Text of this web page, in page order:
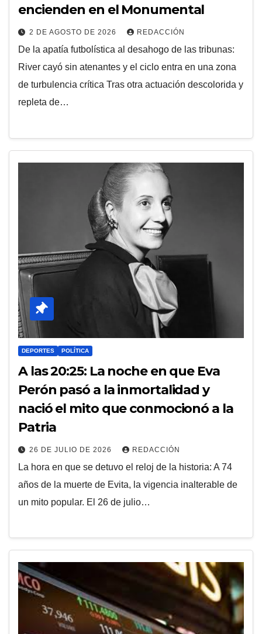
encienden en el Monumental
2 DE AGOSTO DE 2026 REDACCIÓN
De la apatía futbolística al desahogo de las tribunas:
River cayó sin atenantes y el ciclo entra en una zona
de turbulencia crítica Tras otra actuación descolorida y
repleta de…
DEPORTES POLÍTICA
A las 20:25: La noche en que Eva
Perón pasó a la inmortalidad y
nació el mito que conmocionó a la
Patria
26 DE JULIO DE 2026 REDACCIÓN
La hora en que se detuvo el reloj de la historia: A 74
años de la muerte de Evita, la vigencia inalterable de
un mito popular. El 26 de julio…